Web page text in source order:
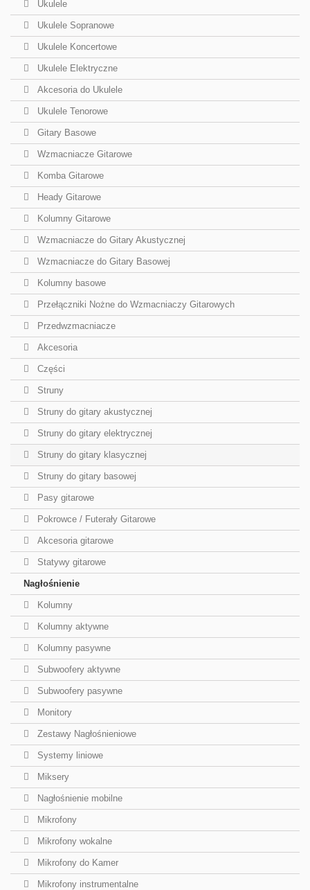
Ukulele
Ukulele Sopranowe
Ukulele Koncertowe
Ukulele Elektryczne
Akcesoria do Ukulele
Ukulele Tenorowe
Gitary Basowe
Wzmacniacze Gitarowe
Komba Gitarowe
Heady Gitarowe
Kolumny Gitarowe
Wzmacniacze do Gitary Akustycznej
Wzmacniacze do Gitary Basowej
Kolumny basowe
Przełączniki Nożne do Wzmacniaczy Gitarowych
Przedwzmacniacze
Akcesoria
Części
Struny
Struny do gitary akustycznej
Struny do gitary elektrycznej
Struny do gitary klasycznej
Struny do gitary basowej
Pasy gitarowe
Pokrowce / Futerały Gitarowe
Akcesoria gitarowe
Statywy gitarowe
Nagłośnienie
Kolumny
Kolumny aktywne
Kolumny pasywne
Subwoofery aktywne
Subwoofery pasywne
Monitory
Zestawy Nagłośnieniowe
Systemy liniowe
Miksery
Nagłośnienie mobilne
Mikrofony
Mikrofony wokalne
Mikrofony do Kamer
Mikrofony instrumentalne